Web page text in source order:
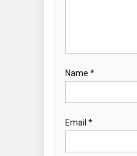
Name *
Email *